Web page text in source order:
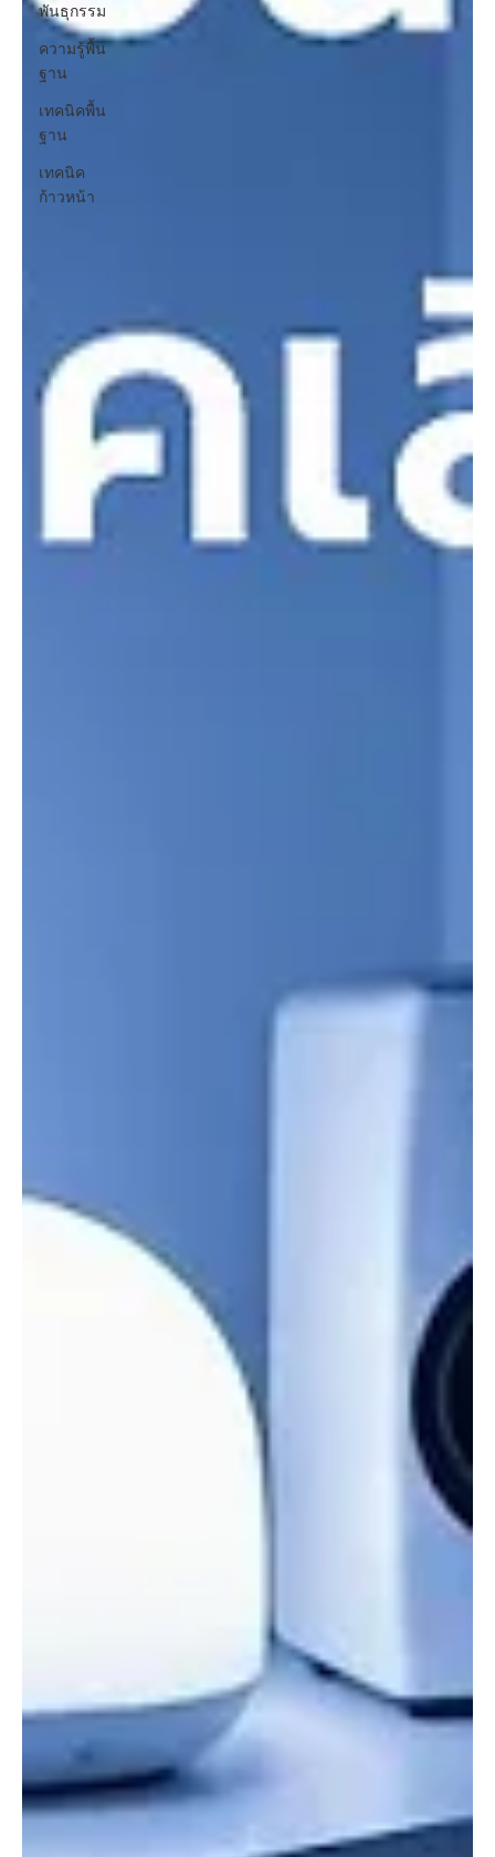
พันธุกรรม
ความรู้พื้น
ฐาน
เทคนิคพื้น
ฐาน
เทคนิค
ก้าวหน้า